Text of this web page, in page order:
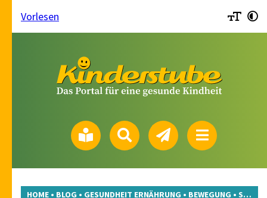
Vorlesen
HOME • BLOG • GESUNDHEIT ERNÄHRUNG • BEWEGUNG • SCHULE IN BEWEGUNG – EINE INITIATIVE MIT VIELFÄLTIGEM NUTZEN